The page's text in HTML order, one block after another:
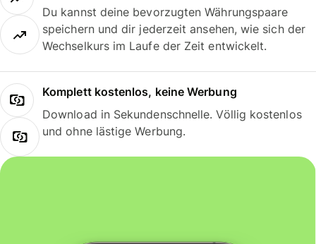
Du kannst deine bevorzugten Währungspaare
speichern und dir jederzeit ansehen, wie sich der
Wechselkurs im Laufe der Zeit entwickelt.
Komplett kostenlos, keine Werbung
Download in Sekundenschnelle. Völlig kostenlos
und ohne lästige Werbung.